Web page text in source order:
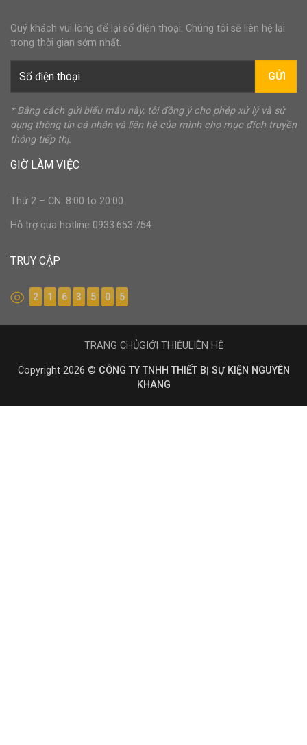
Quý khách vui lòng để lại số điện thoại. Chúng tôi sẽ liên hệ lại
trong thời gian sớm nhất.
GỬI
* Bằng cách gửi biểu mẫu này, tôi đồng ý cho phép xử lý và sử
dụng thông tin cá nhân và liên hệ của mình cho mục đích truyền
thông tiếp thị.
GIỜ LÀM VIỆC
Thứ 2 – CN: 8:00 to 20:00
Hỗ trợ qua hotline 0933.653.754
TRUY CẬP
2 1 6 3 5 0 5
Copyright 2026 © CÔNG TY TNHH THIẾT BỊ SỰ KIỆN NGUYÊN
KHANG
TRANG CHỦGIỚI THIỆULIÊN HỆ